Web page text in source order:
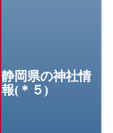
静岡県の神社情
報(＊５)